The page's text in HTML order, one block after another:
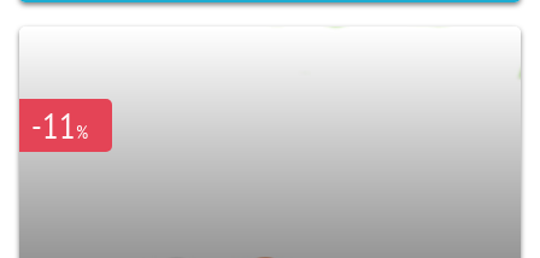
-11%